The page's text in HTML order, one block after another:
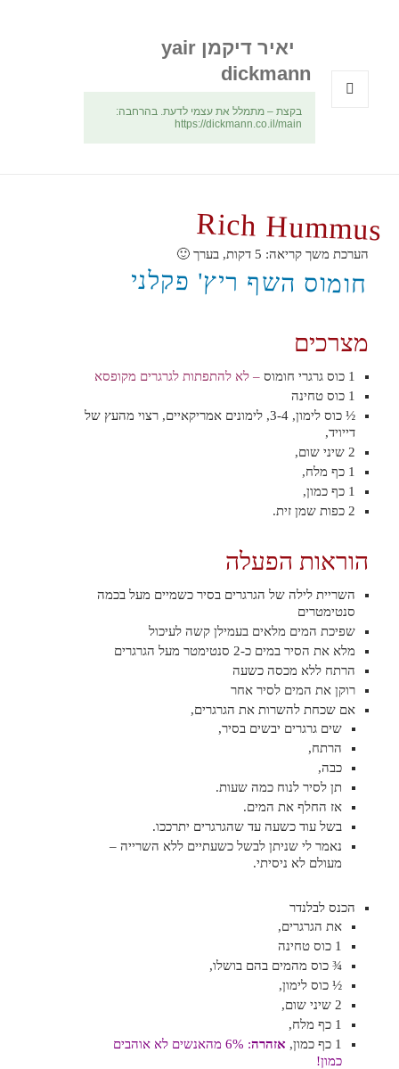
יאיר דיקמן yair
dickmann
בקצת – מתמלל את עצמי לדעת. בהרחבה:
https://dickmann.co.il/main
Rich Hummus
הערכת משך קריאה: 5 דקות, בערך 🙂
חומוס השף ריץ' פקלני
מצרכים
1 כוס גרגרי חומוס
– לא להתפתות לגרגרים מקופסא
1 כוס טחינה
½ כוס לימון, 3-4, לימונים אמריקאיים, רצוי מהעץ של
דייויד,
2 שיני שום,
1 כף מלח,
1 כף כמון,
2 כפות שמן זית.
הוראות הפעלה
השריית לילה של הגרגרים בסיר כשמיים מעל בכמה
סנטימטרים
שפיכת המים מלאים בעמילן קשה לעיכול
מלא את הסיר במים כ-2 סנטימטר מעל הגרגרים
הרתח ללא מכסה כשעה
רוקן את המים לסיר אחר
אם שכחת להשרות את הגרגרים,
שים גרגרים יבשים בסיר,
הרתח,
כבה,
תן לסיר לנוח כמה שעות.
אז החלף את המים.
בשל עוד כשעה עד שהגרגרים יתרככו.
נאמר לי שניתן לבשל כשעתיים ללא השרייה –
מעולם לא ניסיתי.
הכנס לבלנדר
את הגרגרים,
1 כוס טחינה
¾ כוס מהמים בהם בושלו,
½ כוס לימון,
2 שיני שום,
1 כף מלח,
1 כף כמון,
אזהרה
: 6% מהאנשים לא אוהבים
כמון!